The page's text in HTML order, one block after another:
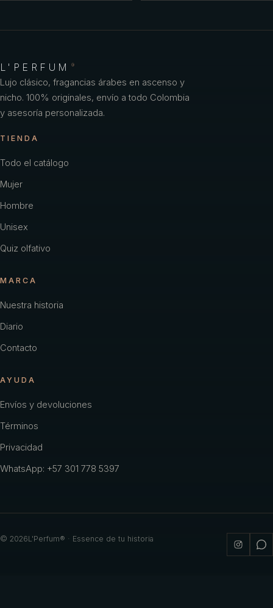
L'PERFUM ®
Lujo clásico, fragancias árabes en ascenso y
nicho. 100% originales, envío a todo Colombia
y asesoría personalizada.
TIENDA
Todo el catálogo
Mujer
Hombre
Unisex
Quiz olfativo
MARCA
Nuestra historia
Diario
Contacto
AYUDA
Envíos y devoluciones
Términos
Privacidad
WhatsApp: +57 301 778 5397
© 2026L'Perfum® · Essence de tu historia